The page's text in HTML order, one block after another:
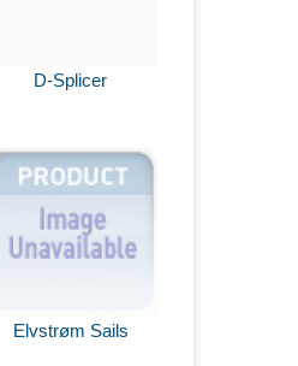
D-Splicer
Elvstrøm Sails